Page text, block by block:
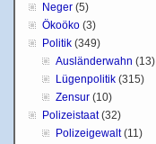
Neger (5)
Ökoöko (3)
Politik (349)
Ausländerwahn (13)
Lügenpolitik (315)
Zensur (10)
Polizeistaat(32)
Polizeigewalt(11)